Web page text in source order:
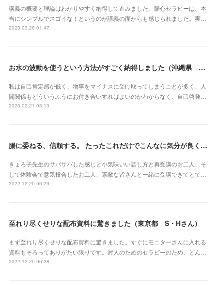
講義の概要と理論はわかりやすく納得して進みました。腸心セラピーは、本
当にシンプルでスゴイな！というのが講義の面からも感じられました。実…
2023.03.28 01:47
お水の波動を使うという方法がすごく納得しました（沖縄県 S・Mさん）
私は自己肯定感が低く、物事をマイナスに受け取ってしまうことが多く、人
間関係もどういうふうにお付き合いすればよいのかわからなく、自己啓発…
2023.02.21 03:13
腸に委ねる、信頼する。 たったこれだけでこんなに気分が良くなれるなんて本当にスゴイ‼︎（東京都 會澤亜紀さん）
きょろ子先生のサバサバした感じと小気味いい話し方と再受講のお二人、そ
して体験会で意気投合したお二人、素敵な皆さんと一緒に受講できてとて…
2022.12.20 06:29
至れり尽くせりな配布資料に驚きました（東京都 S・Hさん）
まず至れり尽くせりな配布資料に驚きました。すぐにモニターさんに入れる
資料もそろってありがたい限りです。対人のためのセラピーのため、どん…
2022.12.20 06:28